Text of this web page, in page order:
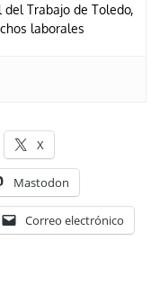
Trabajo de Toledo,
laborales
X
Mastodon
Correo electrónico